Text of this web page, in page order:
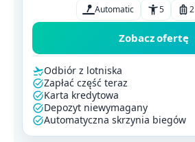
Automatic 5 2
Zobacz ofertę
Odbiór z lotniska
Zapłać część teraz
Karta kredytowa
Depozyt niewymagany
Automatyczna skrzynia biegów